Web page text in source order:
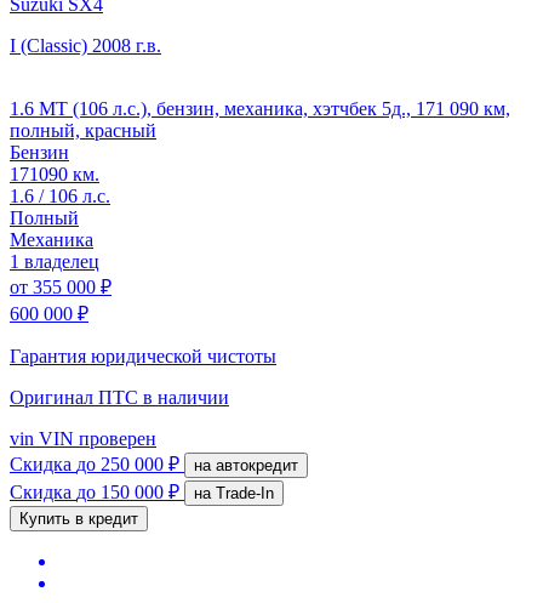
I (Classic) 2008 г.в.
1.6 MT (106 л.с.), бензин, механика, хэтчбек 5д., 171 090 км,
полный, красный
Бензин
171090 км.
1.6 / 106 л.с.
Полный
Механика
1 владелец
от 355 000 ₽
600 000 ₽
Гарантия юридической чистоты
Оригинал ПТС в наличии
vin VIN проверен
Скидка до 250 000 ₽ на автокредит
Скидка до 150 000 ₽
на Trade-In
Купить в кредит